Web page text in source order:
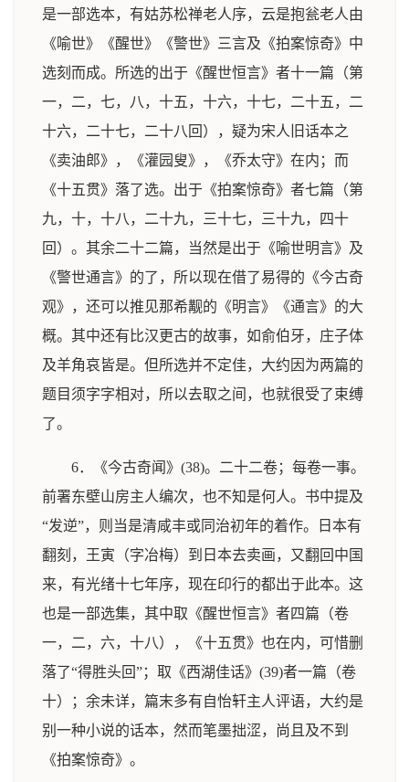
是一部选本，有姑苏松禅老人序，云是抱瓮老人由
《喻世》《醒世》《警世》三言及《拍案惊奇》中
选刻而成。所选的出于《醒世恒言》者十一篇（第
一，二，七，八，十五，十六，十七，二十五，二
十六，二十七，二十八回），疑为宋人旧话本之
《卖油郎》，《灌园叟》，《乔太守》在内；而
《十五贯》落了选。出于《拍案惊奇》者七篇（第
九，十，十八，二十九，三十七，三十九，四十
回）。其余二十二篇，当然是出于《喻世明言》及
《警世通言》的了，所以现在借了易得的《今古奇
观》，还可以推见那希觏的《明言》《通言》的大
概。其中还有比汉更古的故事，如俞伯牙，庄子体
及羊角哀皆是。但所选并不定佳，大约因为两篇的
题目须字字相对，所以去取之间，也就很受了束缚
了。
6．《今古奇闻》(38)。二十二卷；每卷一事。
前署东壁山房主人编次，也不知是何人。书中提及
“发逆”，则当是清咸丰或同治初年的着作。日本有
翻刻，王寅（字冶梅）到日本去卖画，又翻回中国
来，有光绪十七年序，现在印行的都出于此本。这
也是一部选集，其中取《醒世恒言》者四篇（卷
一，二，六，十八），《十五贯》也在内，可惜删
落了“得胜头回”；取《西湖佳话》(39)者一篇（卷
十）；余未详，篇末多有自怡轩主人评语，大约是
别一种小说的话本，然而笔墨拙涩，尚且及不到
《拍案惊奇》。